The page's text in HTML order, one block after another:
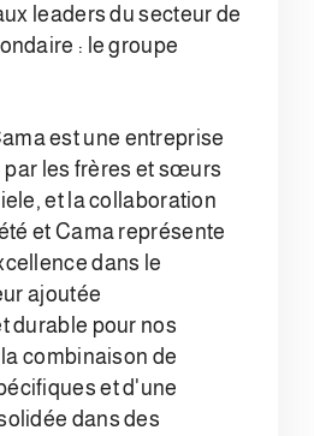
leaders du secteur de
: le groupe
est une entreprise
les frères et sœurs
et la collaboration
et Cama représente
dans le
ajoutée
durable pour nos
combinaison de
et d'une
dans des